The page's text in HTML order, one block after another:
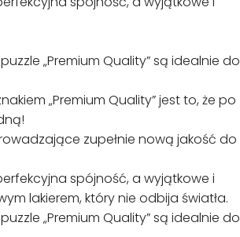
„Premium Quality” są idealnie do
„Premium Quality” jest to, że po
zupełnie nową jakość do
spójność, a wyjątkowe i
lakierem, który nie odbija światła.
„Premium Quality” są idealnie do